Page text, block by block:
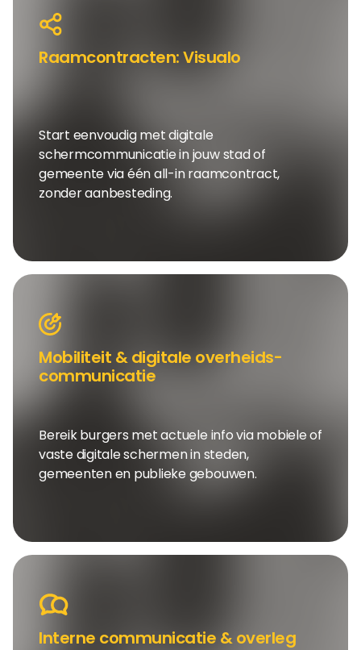
Raamcontracten: Visualo
Start eenvoudig met digitale
schermcommunicatie in jouw stad of
gemeente via één all-in raamcontract,
zonder aanbesteding.
Mobiliteit & digitale overheids-
communicatie
Bereik burgers met actuele info via mobiele of
vaste digitale schermen in steden,
gemeenten en publieke gebouwen.
Interne communicatie & overleg